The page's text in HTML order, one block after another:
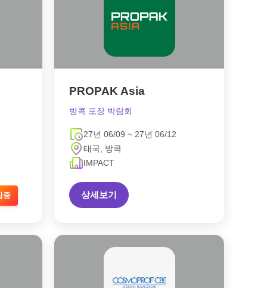
중
PROPAK Asia
방콕 포장 박람회
27년 06/09 ~ 27년 06/12
태국, 방콕
IMPACT
상세보기